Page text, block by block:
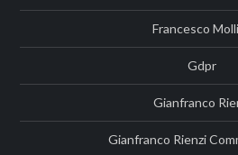
Francesco
Gdpr
Gianfranco
Gianfranco Rienzi